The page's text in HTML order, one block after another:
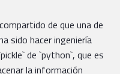
de que una de
sido hacer ingeniería
de `python`, que es
la información